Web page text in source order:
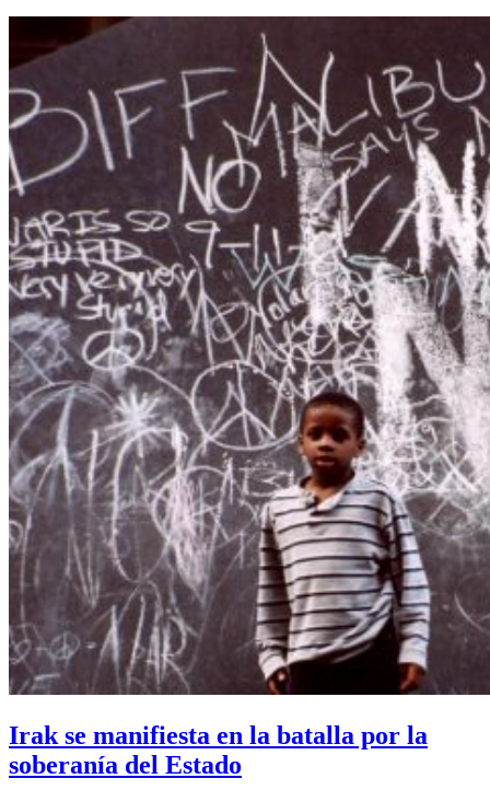
Irak se manifiesta en la batalla por la
soberanía del Estado